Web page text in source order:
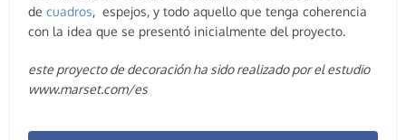
decuadros, espejos, y todo aquello que tenga coherencia
con la idea que se presentó inicialmente del proyecto.
este proyecto de decoración ha sido realizado por el estudio
www.marset.com/es